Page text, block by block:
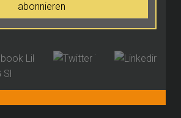
abonnieren